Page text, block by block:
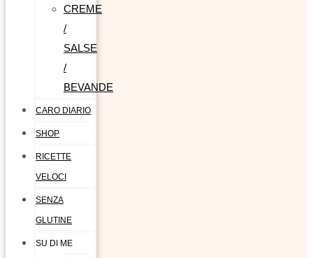
CREME
/
SALSE
/
BEVANDE
CARO DIARIO
SHOP
RICETTE
VELOCI
SENZA
GLUTINE
SU DI ME